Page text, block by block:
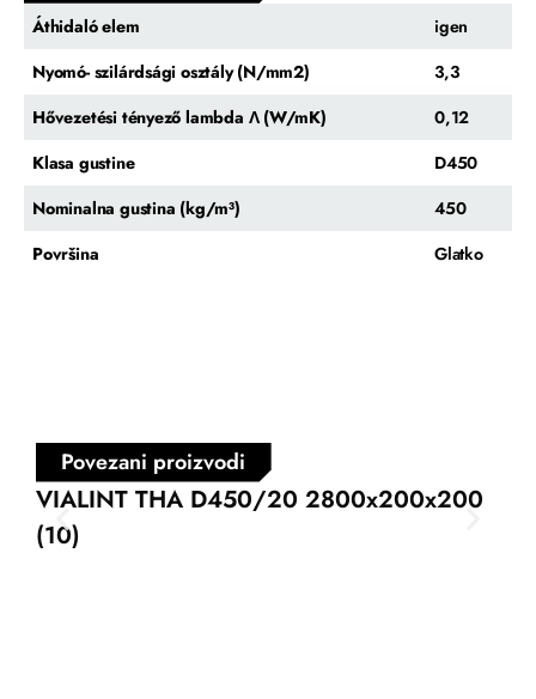
Áthidaló elem
igen
Nyomó- szilárdsági osztály (N/mm2)
3,3
Hővezetési tényező lambda Λ (W/mK)
0,12
Klasa gustine
D450
Nominalna gustina (kg/m³)
450
Površina
Glatko
Povezani proizvodi
VIALINT THA D450/20 2800x200x200
(10)